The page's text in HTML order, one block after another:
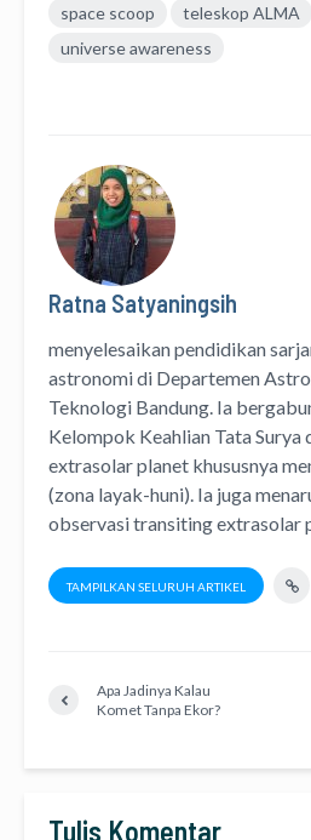
space scoop
teleskop ALMA
universe awareness
Ratna Satyaningsih
menyelesaikan pendidikan
astronomi di Departemen
Teknologi Bandung. Ia
Kelompok Keahlian Tata Surya
extrasolar planet khususnya
(zona layak-huni). Ia juga
observasi transiting extrasolar
TAMPILKAN SELURUH ARTIKEL
Apa Jadinya Kalau
Komet Tanpa Ekor?
Tulis Komentar